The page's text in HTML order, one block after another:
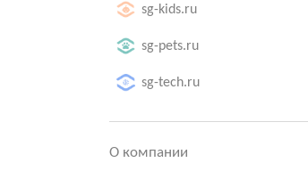
sg-kids.ru
sg-pets.ru
sg-tech.ru
О компании